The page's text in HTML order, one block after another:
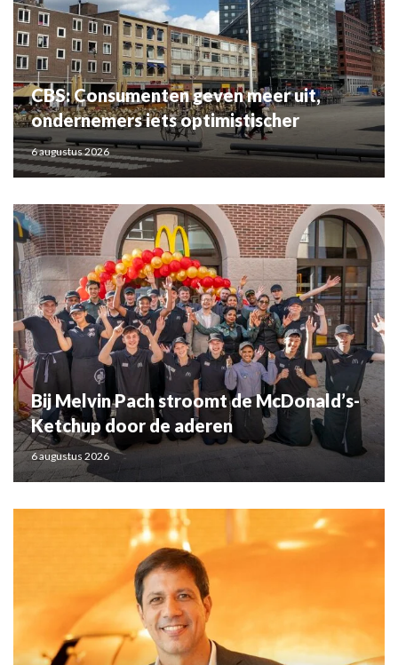
CBS: Consumenten geven meer uit,
ondernemers iets optimistischer
6 augustus 2026
Bij Melvin Pach stroomt de McDonald’s-
Ketchup door de aderen
6 augustus 2026